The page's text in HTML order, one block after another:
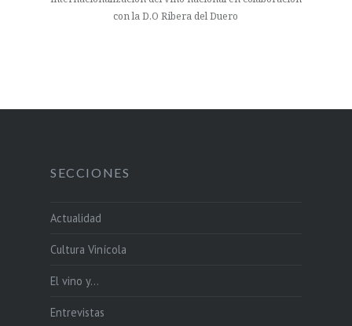
con la D.O Ribera del Duero
SECCIONES
Actualidad
Cultura Vinícola
El vino y…
Entrevistas